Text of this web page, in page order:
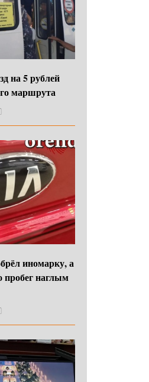
на 5 рублей
маршрута
иномарку, а
пробег наглым